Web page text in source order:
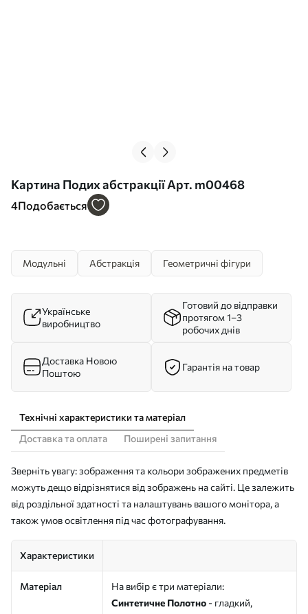
Картина Подих абстракції Арт. m00468
4Подобається
Модульні Абстракція Геометричні фігури
Українське
виробництво
Готовий до відправки
протягом 1–3
робочих днів
Доставка Новою
Поштою
Гарантія на товар
Технічні характеристики та матеріал
Доставка та оплата
Поширені запитання
Зверніть увагу: зображення та кольори зображених предметів
можуть дещо відрізнятися від зображень на сайті. Це залежить
від роздільної здатності та налаштувань вашого монітора, а
також умов освітлення під час фотографування.
Характеристики
Матеріал
На вибір є три матеріали:
Синтетичне Полотно - гладкий,